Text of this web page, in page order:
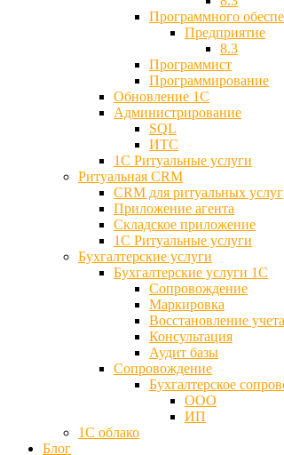
Программного
Предприятие
8.3
Программист
Программирование
Обновление 1С
Администрирование
SQL
ИТС
1С Ритуальные услуги
Ритуальная CRM
CRM для ритуальных услуг
Приложение агента
Складское приложение
1С Ритуальные услуги
Бухгалтерские услуги
Бухгалтерские услуги 1С
Сопровождение
Маркировка
Восстановление учета
Консультация
Аудит базы
Cопровождение
Бухгалтерское
ООО
ИП
1С облако
Блог